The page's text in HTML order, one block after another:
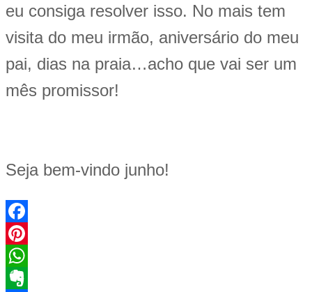
eu consiga resolver isso. No mais tem
visita do meu irmão, aniversário do meu
pai, dias na praia…acho que vai ser um
mês promissor!
Seja bem-vindo junho!
Facebook
Pinterest
WhatsApp